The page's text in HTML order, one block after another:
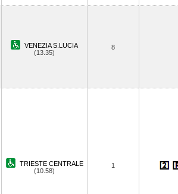
VENEZIA S.LUCIA
(13.35)
8
TRIESTE CENTRALE
(10.58)
1